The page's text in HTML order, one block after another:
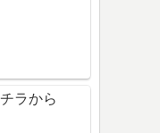
ラから